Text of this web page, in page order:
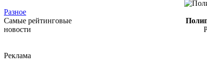
Разное
Самые рейтинговые
новости
Реклама